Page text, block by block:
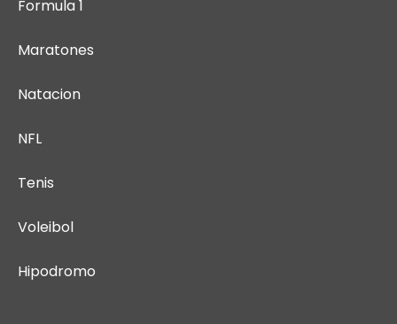
Formula 1
Maratones
Natacion
NFL
Tenis
Voleibol
Hipodromo